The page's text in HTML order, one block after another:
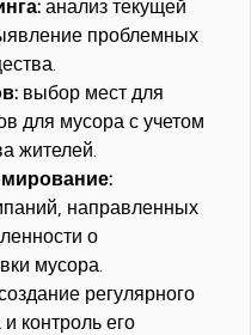
анализ текущей
проблемных
выбор мест для
для мусора с учетом
жителей.
направленных
о
мусора.
регулярного
контроль его